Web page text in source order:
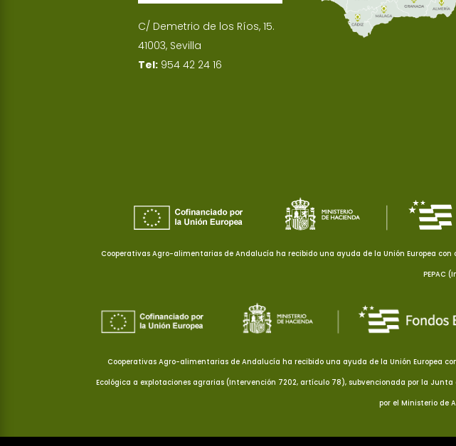
C/ Demetrio de los Ríos, 15.
41003, Sevilla
Tel: 954 42 24 16
Cooperativas Agro-alimentarias de Andalucía ha recibido una ayuda de la Unión Europea con
PEPAC
Cooperativas Agro-alimentarias de Andalucía ha recibido una ayuda de la Unión Europea
Ecológica a explotaciones agrarias (Intervención 7202, artículo 78), subvencionada por la
por el Ministerio de